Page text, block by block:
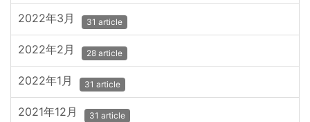
2022年3月 31 article
2022年2月 28 article
2022年1月 31 article
2021年12月 31 article